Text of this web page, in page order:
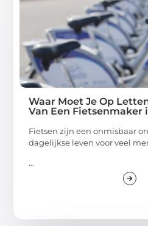
Waar Moet Je Op
Van Een Fietsenmaker
Fietsen zijn een onmisbaar
dagelijkse leven voor veel
...